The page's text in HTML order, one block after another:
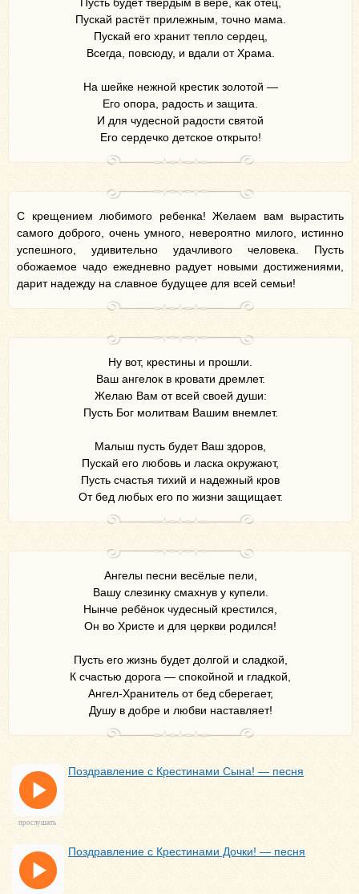
Пускай растёт прилежным, точно мама.
Пускай его хранит тепло сердец,
Всегда, повсюду, и вдали от Храма.
На шейке нежной крестик золотой —
Его опора, радость и защита.
И для чудесной радости святой
Его сердечко детское открыто!
С крещением любимого ребенка! Желаем вам вырастить
самого доброго, очень умного, невероятно милого, истинно
успешного, удивительно удачливого человека. Пусть
обожаемое чадо ежедневно радует новыми достижениями,
дарит надежду на славное будущее для всей семьи!
Ну вот, крестины и прошли.
Ваш ангелок в кровати дремлет.
Желаю Вам от всей своей души:
Пусть Бог молитвам Вашим внемлет.
Малыш пусть будет Ваш здоров,
Пускай его любовь и ласка окружают,
Пусть счастья тихий и надежный кров
От бед любых его по жизни защищает.
Ангелы песни весёлые пели,
Вашу слезинку смахнув у купели.
Нынче ребёнок чудесный крестился,
Он во Христе и для церкви родился!
Пусть его жизнь будет долгой и сладкой,
К счастью дорога — спокойной и гладкой,
Ангел-Хранитель от бед сберегает,
Душу в добре и любви наставляет!
Поздравление с Крестинами Сына! — песня
прослушать
Поздравление с Крестинами Дочки! — песня